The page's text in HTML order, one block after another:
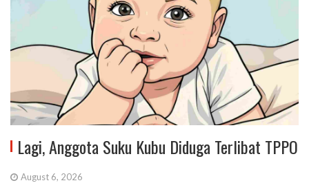
Lagi, Anggota Suku Kubu Diduga Terlibat TPPO
August 6, 2026